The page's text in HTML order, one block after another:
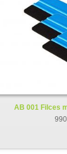
AB 001 Filces